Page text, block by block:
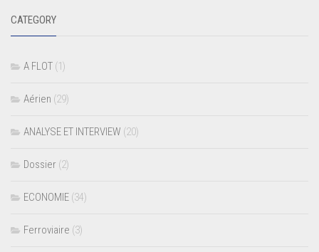
CATEGORY
A FLOT (1)
Aérien (29)
ANALYSE ET INTERVIEW (20)
Dossier (2)
ECONOMIE (34)
Ferroviaire (3)